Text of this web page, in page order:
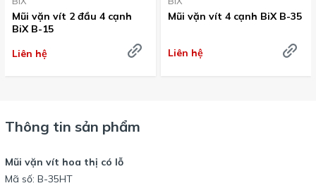
Mũi vặn vít 2 đầu 4 cạnh
BiX B-15
Liên hệ
Mũi vặn vít 4 cạnh BiX B-35
Liên hệ
Thông tin sản phẩm
Mũi vặn vít hoa thị có lỗ
Mã số: B-35HT